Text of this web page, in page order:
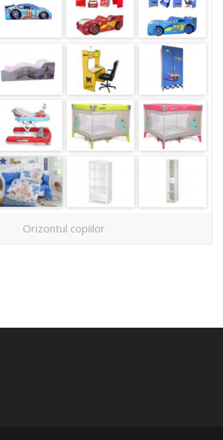
Orizontul copiilor